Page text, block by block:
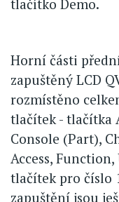
tlačítko Demo.
Horní části
zapuštěný LCD
rozmístěno
tlačítek - tlačítka
Console (Part),
Access, Function,
tlačítek pro číslo
zapuštění jsou